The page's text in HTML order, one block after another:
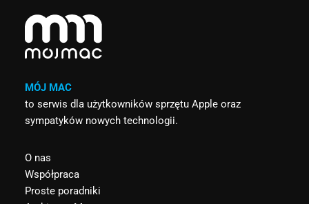
MÓJ MAC
to serwis dla użytkowników sprzętu Apple oraz
sympatyków nowych technologii.
O nas
Współpraca
Proste poradniki